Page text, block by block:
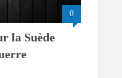
0
la Suède